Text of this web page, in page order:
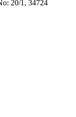
20/1, 34724